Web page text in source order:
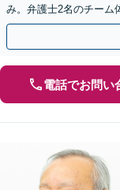
み。弁護士2名のチーム
て直しまで丁寧に寄り
電話でお問い